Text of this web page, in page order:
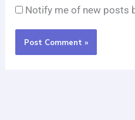
Notify me of new posts